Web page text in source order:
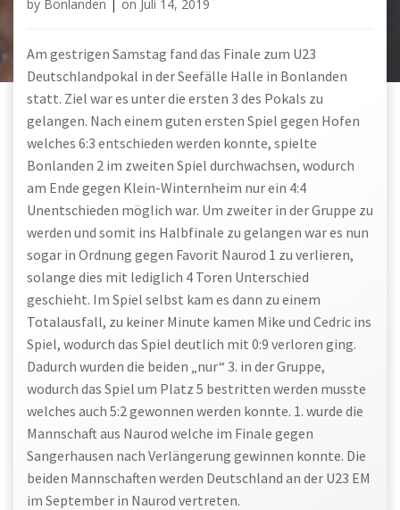
by Bonlanden | on Juli 14, 2019
Am gestrigen Samstag fand das Finale zum U23
Deutschlandpokal in der Seefälle Halle in Bonlanden
statt. Ziel war es unter die ersten 3 des Pokals zu
gelangen. Nach einem guten ersten Spiel gegen Hofen
welches 6:3 entschieden werden konnte, spielte
Bonlanden 2 im zweiten Spiel durchwachsen, wodurch
am Ende gegen Klein-Winternheim nur ein 4:4
Unentschieden möglich war. Um zweiter in der Gruppe zu
werden und somit ins Halbfinale zu gelangen war es nun
sogar in Ordnung gegen Favorit Naurod 1 zu verlieren,
solange dies mit lediglich 4 Toren Unterschied
geschieht. Im Spiel selbst kam es dann zu einem
Totalausfall, zu keiner Minute kamen Mike und Cedric ins
Spiel, wodurch das Spiel deutlich mit 0:9 verloren ging.
Dadurch wurden die beiden „nur“ 3. in der Gruppe,
wodurch das Spiel um Platz 5 bestritten werden musste
welches auch 5:2 gewonnen werden konnte. 1. wurde die
Mannschaft aus Naurod welche im Finale gegen
Sangerhausen nach Verlängerung gewinnen konnte. Die
beiden Mannschaften werden Deutschland an der U23 EM
im September in Naurod vertreten.